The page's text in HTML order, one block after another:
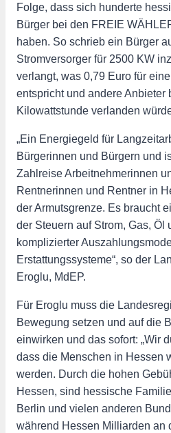
Folge, dass sich hunderte
Bürger bei den FREIE
haben. So schrieb ein Bürger
Stromversorger für 2500 KW
verlangt, was 0,79 Euro für
entspricht und andere Anbieter
Kilowattstunde verlanden
„Ein Energiegeld für
Bürgerinnen und Bürgern und
Zahlreise Arbeitnehmerinnen
Rentnerinnen und Rentner in
der Armutsgrenze. Es braucht
der Steuern auf Strom, Gas, Öl
komplizierter
Erstattungssysteme“, so der
Eroglu, MdEP.
Für Eroglu muss die
Bewegung setzen und auf die
einwirken und das sofort: „Wir
dass die Menschen in Hessen
werden. Durch die hohen
Hessen, sind hessische
Berlin und vielen anderen
während Hessen Milliarden an